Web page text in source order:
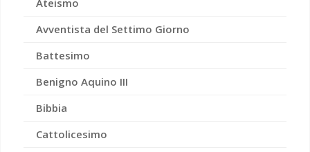
Avventista del Settimo Giorno
Battesimo
Benigno Aquino III
Bibbia
Cattolicesimo